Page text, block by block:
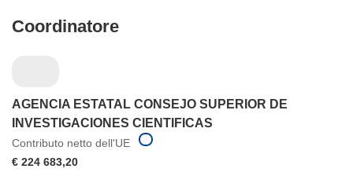
Coordinatore
AGENCIA ESTATAL CONSEJO SUPERIOR DE
INVESTIGACIONES CIENTIFICAS
Contributo netto dell'UE
€ 224 683,20